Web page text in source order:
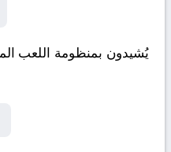
يُشيدون بمنظومة اللعب